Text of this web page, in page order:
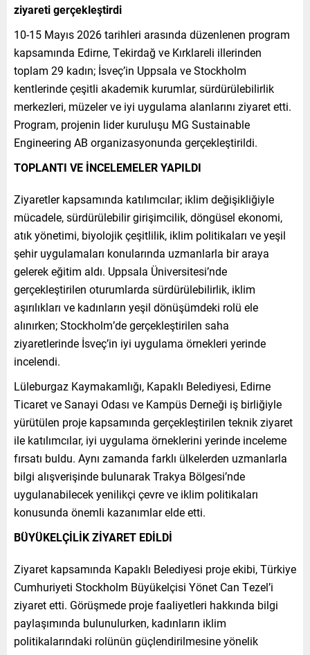
ziyareti gerçekleştirdi
10-15 Mayıs 2026 tarihleri arasında düzenlenen program
kapsamında Edirne, Tekirdağ ve Kırklareli illerinden
toplam 29 kadın; İsveç’in Uppsala ve Stockholm
kentlerinde çeşitli akademik kurumlar, sürdürülebilirlik
merkezleri, müzeler ve iyi uygulama alanlarını ziyaret etti.
Program, projenin lider kuruluşu MG Sustainable
Engineering AB organizasyonunda gerçekleştirildi.
TOPLANTI VE İNCELEMELER YAPILDI
Ziyaretler kapsamında katılımcılar; iklim değişikliğiyle
mücadele, sürdürülebilir girişimcilik, döngüsel ekonomi,
atık yönetimi, biyolojik çeşitlilik, iklim politikaları ve yeşil
şehir uygulamaları konularında uzmanlarla bir araya
gelerek eğitim aldı. Uppsala Üniversitesi’nde
gerçekleştirilen oturumlarda sürdürülebilirlik, iklim
aşırılıkları ve kadınların yeşil dönüşümdeki rolü ele
alınırken; Stockholm’de gerçekleştirilen saha
ziyaretlerinde İsveç’in iyi uygulama örnekleri yerinde
incelendi.
Lüleburgaz Kaymakamlığı, Kapaklı Belediyesi, Edirne
Ticaret ve Sanayi Odası ve Kampüs Derneği iş birliğiyle
yürütülen proje kapsamında gerçekleştirilen teknik ziyaret
ile katılımcılar, iyi uygulama örneklerini yerinde inceleme
fırsatı buldu. Aynı zamanda farklı ülkelerden uzmanlarla
bilgi alışverişinde bulunarak Trakya Bölgesi’nde
uygulanabilecek yenilikçi çevre ve iklim politikaları
konusunda önemli kazanımlar elde etti.
BÜYÜKELÇİLİK ZİYARET EDİLDİ
Ziyaret kapsamında Kapaklı Belediyesi proje ekibi, Türkiye
Cumhuriyeti Stockholm Büyükelçisi Yönet Can Tezel’i
ziyaret etti. Görüşmede proje faaliyetleri hakkında bilgi
paylaşımında bulunulurken, kadınların iklim
politikalarındaki rolünün güçlendirilmesine yönelik